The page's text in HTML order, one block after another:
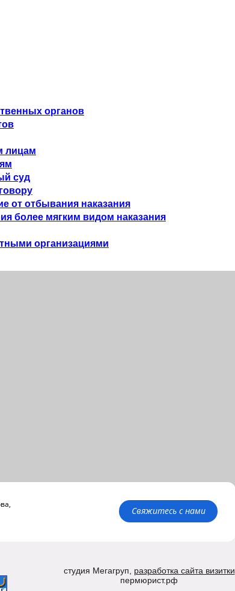
органов
лицам
суд
от отбывания наказания
более мягким видом наказания
организациями
Свяжитесь с нами
студия Мегагруп, разработка сайта визитки
пермюрист.рф